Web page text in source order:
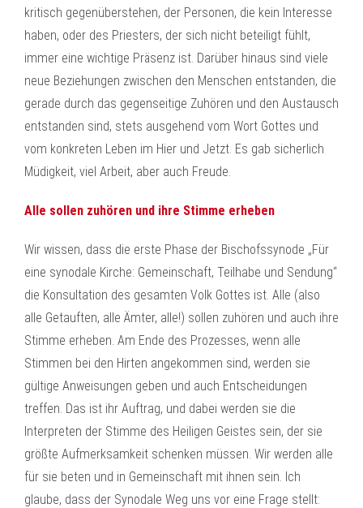
kritisch gegenüberstehen, der Personen, die kein Interesse
haben, oder des Priesters, der sich nicht beteiligt fühlt,
immer eine wichtige Präsenz ist. Darüber hinaus sind viele
neue Beziehungen zwischen den Menschen entstanden, die
gerade durch das gegenseitige Zuhören und den Austausch
entstanden sind, stets ausgehend vom Wort Gottes und
vom konkreten Leben im Hier und Jetzt. Es gab sicherlich
Müdigkeit, viel Arbeit, aber auch Freude.
Alle sollen zuhören und ihre Stimme erheben
Wir wissen, dass die erste Phase der Bischofssynode „Für
eine synodale Kirche: Gemeinschaft, Teilhabe und Sendung“
die Konsultation des gesamten Volk Gottes ist. Alle (also
alle Getauften, alle Ämter, alle!) sollen zuhören und auch ihre
Stimme erheben. Am Ende des Prozesses, wenn alle
Stimmen bei den Hirten angekommen sind, werden sie
gültige Anweisungen geben und auch Entscheidungen
treffen. Das ist ihr Auftrag, und dabei werden sie die
Interpreten der Stimme des Heiligen Geistes sein, der sie
größte Aufmerksamkeit schenken müssen. Wir werden alle
für sie beten und in Gemeinschaft mit ihnen sein. Ich
glaube, dass der Synodale Weg uns vor eine Frage stellt: